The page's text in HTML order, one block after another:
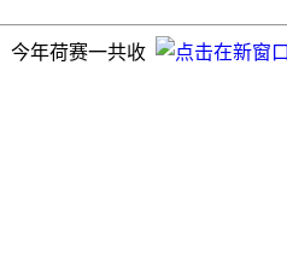
今年荷赛一共收